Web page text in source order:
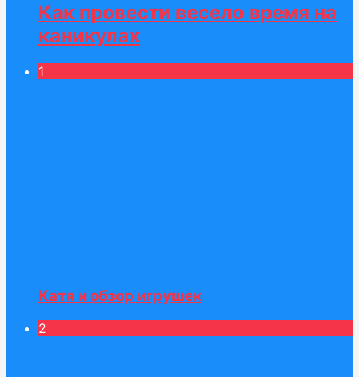
Как провести весело время на
каникулах
1
Катя и обзор игрушек
2